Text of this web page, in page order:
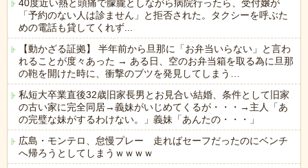
40度近い熱と頭痛で朦朧としながら病院行ったら、受付嬢が
「予約のない人は診ません」と拒否された。タクシーを呼ぶた
めの電話も貸してくれず...
【動かざる証拠】 半年前から旦那に「お弁当いらない」と言わ
れることが度々あった → ある日、空のお弁当箱を取る為に旦那
の鞄を開けた時に、衝撃のブツを発見してしまう…
私短大卒業直後32歳旧家長男とお見合い結婚、条件として旧家
の古い家に完全同居→義妹がいじめてくるが・・・→主人「あ
の完璧な妹がするわけない。」義妹「あんたの・・・」
広島・モンテロ、怠慢プレー 走ればセーフだったのにベンチ
へ帰ろうとしてしまうｗｗｗｗ